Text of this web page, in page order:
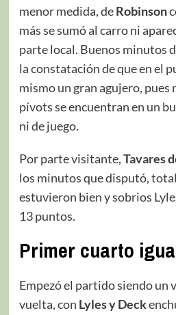
menor medida, deRobinson
más se sumó al carro ni
parte local. Buenos minutos
la constatación de que en el
mismo un gran agujero, pues
pívots se encuentran en un
ni de juego.
Por parte visitante,Tavares
los minutos que disputó,
estuvieron bien y sobrios
13 puntos.
Primer cuarto
Empezó el partido siendo un
vuelta, con Lyles y Deck